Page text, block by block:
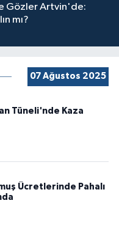
Gözler Artvin'de:
mı?
07 Ağustos 2025
Tüneli'nde Kaza
Ücretlerinde Pahalı